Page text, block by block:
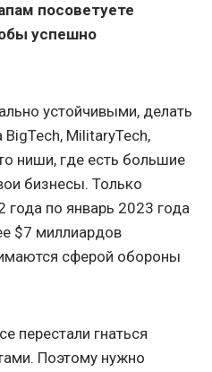
посоветуете
успешно
устойчивыми, делать
BigTech, MilitaryTech,
ниши, где есть большие
бизнесы. Только
года по январь 2023 года
$7 миллиардов
сферой обороны
перестали гнаться
Поэтому нужно